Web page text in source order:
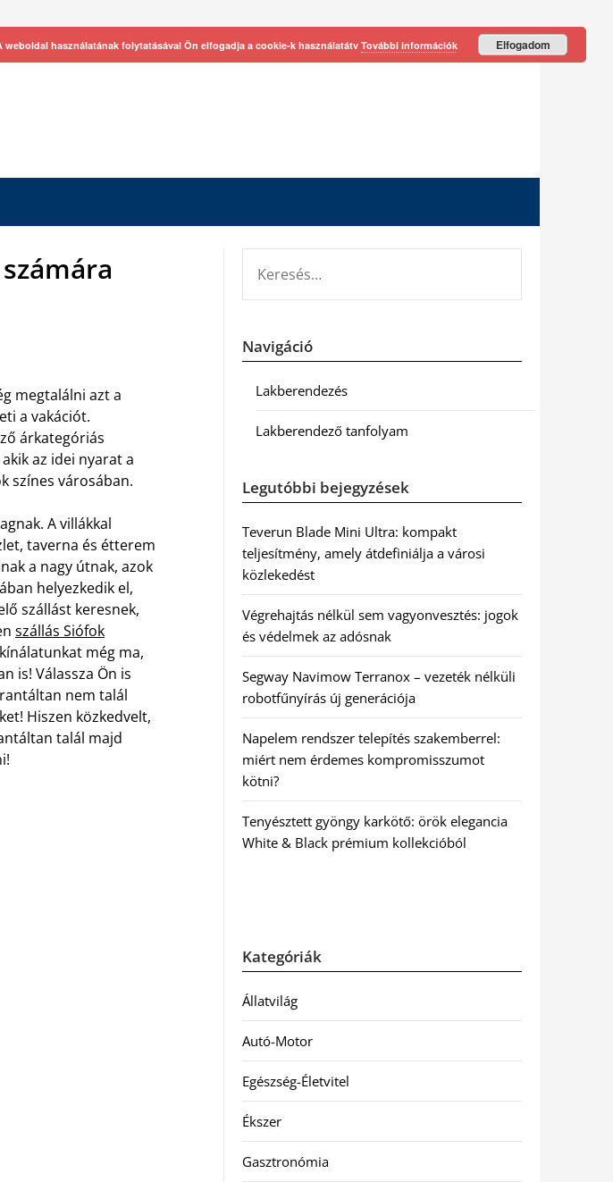
megtalálni azt a
a vakációt.
árkategóriás
az idei nyarat a
színes városában.
A villákkal
taverna és étterem
a nagy útnak, azok
helyezkedik el,
szállást keresnek,
szállás Siófok
még ma,
is! Válassza Ön is
nem talál
Hiszen közkedvelt,
talál majd
Navigáció
Lakberendezés
Lakberendező tanfolyam
Legutóbbi bejegyzések
Teverun Blade Mini Ultra: kompakt
teljesítmény, amely átdefiniálja a városi
közlekedést
Végrehajtás nélkül sem vagyonvesztés: jogok
és védelmek az adósnak
Segway Navimow Terranox – vezeték nélküli
robotfűnyírás új generációja
Napelem rendszer telepítés szakemberrel:
miért nem érdemes kompromisszumot
kötni?
Tenyésztett gyöngy karkötő: örök elegancia
White & Black prémium kollekcióból
Kategóriák
Állatvilág
Autó-Motor
Egészség-Életvitel
Ékszer
Gasztronómia
weboldal használatának folytatásával Ön elfogadja a cookie-k használatátv További információk Elfogadom